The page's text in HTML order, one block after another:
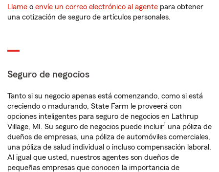
Llame o envíe un correo electrónico al agente para obtener
una cotización de seguro de artículos personales.
Seguro de negocios
Tanto si su negocio apenas está comenzando, como si está
creciendo o madurando, State Farm le proveerá con
opciones inteligentes para seguro de negocios en Lathrup
Village, MI. Su seguro de negocios puede incluir1 una póliza de
dueños de empresas, una póliza de automóviles comerciales,
una póliza de salud individual o incluso compensación laboral.
Al igual que usted, nuestros agentes son dueños de
pequeñas empresas que conocen la importancia de